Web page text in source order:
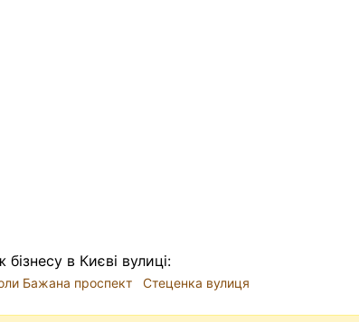
в Києві вулиці:
Бажана проспект Стеценка вулиця